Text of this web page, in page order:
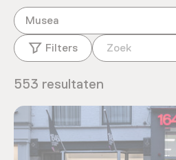
Musea
Filters
553 resultaten